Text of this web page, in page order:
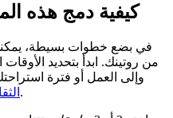
كيفية دمج هذه
في بضع خطوات بسيطة، يمكنك
من روتينك. ابدأ بتحديد
وإلى العمل أو فترة
، ستزيد من فعالية تعلمك.